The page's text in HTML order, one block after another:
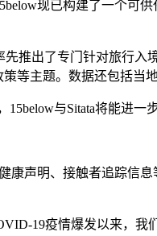
现已构建了一个
推出了专门针对旅行
等主题。数据还包括当
与Sitata将能进一
康声明、接触者追踪信
19疫情爆发以来，